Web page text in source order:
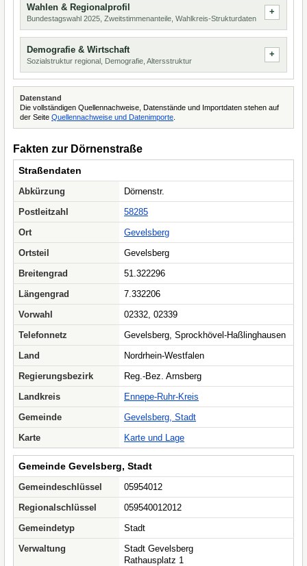
Wahlen & Regionalprofil
Bundestagswahl 2025, Zweitstimmenanteile, Wahlkreis-Strukturdaten
Demografie & Wirtschaft
Sozialstruktur regional, Demografie, Altersstruktur
Datenstand
Die vollständigen Quellennachweise, Datenstände und Importdaten stehen auf
der Seite Quellennachweise und Datenimporte
Fakten zur Dörnenstraße
Straßendaten
Abkürzung
Dörnenstr.
Postleitzahl
58285
Ort
Gevelsberg
Ortsteil
Gevelsberg
Breitengrad
51.322296
Längengrad
7.332206
Vorwahl
02332, 02339
Telefonnetz
Gevelsberg, Sprockhövel-Haßlinghausen
Land
Nordrhein-Westfalen
Regierungsbezirk
Reg.-Bez. Arnsberg
Landkreis
Ennepe-Ruhr-Kreis
Gemeinde
Gevelsberg, Stadt
Karte
Karte und Lage
Gemeinde Gevelsberg, Stadt
Gemeindeschlüssel
05954012
Regionalschlüssel
059540012012
Gemeindetyp
Stadt
Verwaltung
Stadt Gevelsberg
Rathausplatz 1